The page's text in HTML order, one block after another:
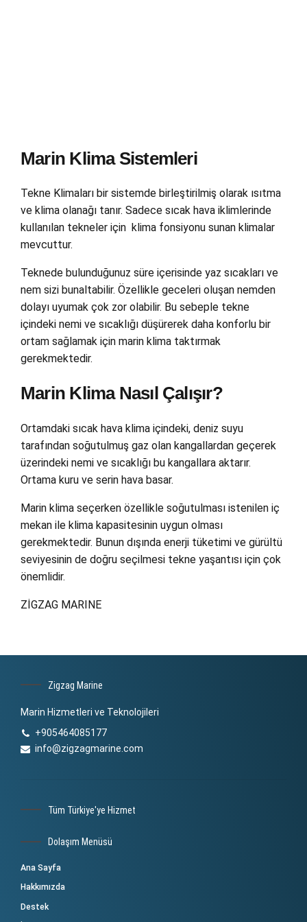
Marin Klima Sistemleri
Tekne Klimaları bir sistemde birleştirilmiş olarak ısıtma
ve klima olanağı tanır. Sadece sıcak hava iklimlerinde
kullanılan tekneler için klima fonsiyonu sunan klimalar
mevcuttur.
Teknede bulunduğunuz süre içerisinde yaz sıcakları ve
nem sizi bunaltabilir. Özellikle geceleri oluşan nemden
dolayı uyumak çok zor olabilir. Bu sebeple tekne
içindeki nemi ve sıcaklığı düşürerek daha konforlu bir
ortam sağlamak için marin klima taktırmak
gerekmektedir.
Marin Klima Nasıl Çalışır?
Ortamdaki sıcak hava klima içindeki, deniz suyu
tarafından soğutulmuş gaz olan kangallardan geçerek
üzerindeki nemi ve sıcaklığı bu kangallara aktarır.
Ortama kuru ve serin hava basar.
Marin klima seçerken özellikle soğutulması istenilen iç
mekan ile klima kapasitesinin uygun olması
gerekmektedir. Bunun dışında enerji tüketimi ve gürültü
seviyesinin de doğru seçilmesi tekne yaşantısı için çok
önemlidir.
ZİGZAG MARINE
Zigzag Marine
Marin Hizmetleri ve Teknolojileri
+905464085177
info@zigzagmarine.com
Tüm Türkiye'ye Hizmet
Dolaşım Menüsü
Ana Sayfa
Hakkımızda
Destek